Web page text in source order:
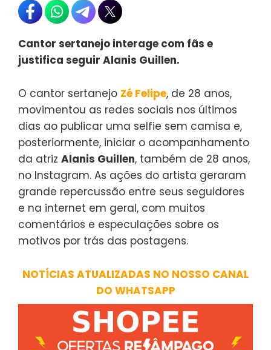
Cantor sertanejo interage com fãs e
justifica seguir Alanis Guillen.
O cantor sertanejo Zé Felipe, de 28 anos,
movimentou as redes sociais nos últimos
dias ao publicar uma selfie sem camisa e,
posteriormente, iniciar o acompanhamento
da atriz Alanis Guillen, também de 28 anos,
no Instagram. As ações do artista geraram
grande repercussão entre seus seguidores
e na internet em geral, com muitos
comentários e especulações sobre os
motivos por trás das postagens.
NOTÍCIAS ATUALIZADAS NO NOSSO CANAL
DO WHATSAPP